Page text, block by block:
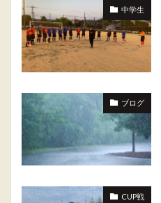
中学生
ブログ
CUP戦